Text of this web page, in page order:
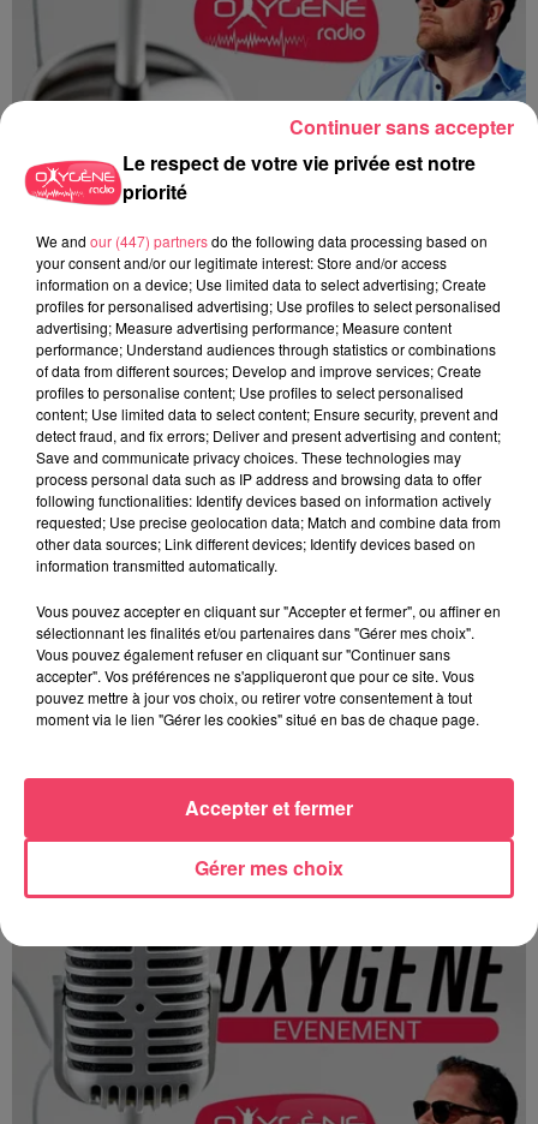
Terres en fêtes (JA 53) les 15 et 16 août
Le respect de votre vie privée est notre
priorité
We and our (447) partnersdo the following data processing based on
your consent and/or our legitimate interest: Store and/or access
information on a device; Use limited data to select advertising; Create
profiles for personalised advertising; Use profiles to select personalised
advertising; Measure advertising performance; Measure content
performance; Understand audiences through statistics or combinations
of data from different sources; Develop and improve services; Create
profiles to personalise content; Use profiles to select personalised
content; Use limited data to select content; Ensure security, prevent and
detect fraud, and fix errors; Deliver and present advertising and content;
Save and communicate privacy choices. These technologies may
process personal data such as IP address and browsing data to offer
following functionalities: Identify devices based on information actively
requested; Use precise geolocation data; Match and combine data from
other data sources; Link different devices; Identify devices based on
information transmitted automatically.
Vous pouvez accepter en cliquant sur "Accepter et fermer", ou affiner en
sélectionnant les finalités et/ou partenaires dans "Gérer mes choix".
Vous pouvez également refuser en cliquant sur "Continuer sans
accepter". Vos préférences ne s'appliqueront que pour ce site. Vous
pouvez mettre à jour vos choix, ou retirer votre consentement à tout
moment via le lien "Gérer les cookies" situé en bas de chaque page.
Gérer mes choix
Accepter et fermer
Continuer sans accepter